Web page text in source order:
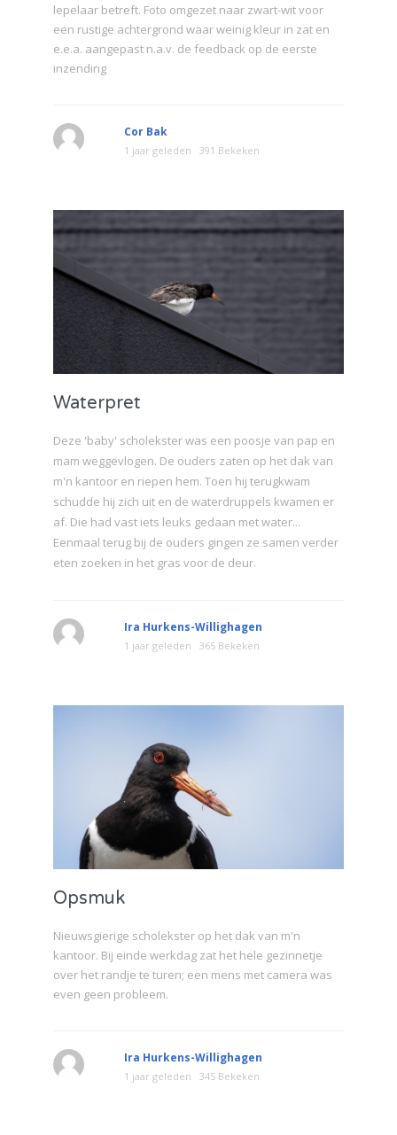
lepelaar betreft. Foto omgezet naar zwart-wit voor
een rustige achtergrond waar weinig kleur in zat en
e.e.a. aangepast n.a.v. de feedback op de eerste
inzending
Cor Bak
1 jaar geleden 391 Bekeken
Waterpret
Deze 'baby' scholekster was een poosje van pap en
mam weggevlogen. De ouders zaten op het dak van
m'n kantoor en riepen hem. Toen hij terugkwam
schudde hij zich uit en de waterdruppels kwamen er
af. Die had vast iets leuks gedaan met water...
Eenmaal terug bij de ouders gingen ze samen verder
eten zoeken in het gras voor de deur.
Ira Hurkens-Willighagen
1 jaar geleden 365 Bekeken
Opsmuk
Nieuwsgierige scholekster op het dak van m'n
kantoor. Bij einde werkdag zat het hele gezinnetje
over het randje te turen; een mens met camera was
even geen probleem.
Ira Hurkens-Willighagen
1 jaar geleden 345 Bekeken